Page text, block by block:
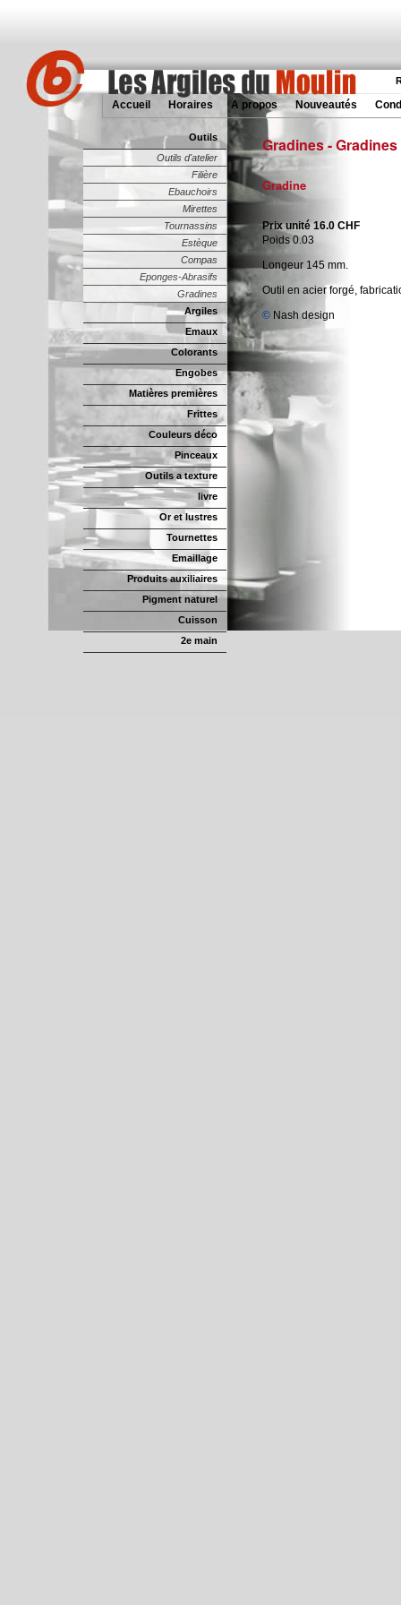
Accueil Horaires A propos Nouveautés
Outils
Outils d'atelier
Filière
Ebauchoirs
Mirettes
Tournassins
Estèque
Compas
Eponges-Abrasifs
Gradines
Argiles
Emaux
Colorants
Engobes
Matières premières
Frittes
Couleurs déco
Pinceaux
Outils a texture
livre
Or et lustres
Tournettes
Emaillage
Produits auxiliaires
Pigment naturel
Cuisson
2e main
Gradines - Gradines
Gradine
Prix unité 16.0 CHF
Poids 0.03
Longeur 145 mm.
Outil en acier forgé,
© Nash design